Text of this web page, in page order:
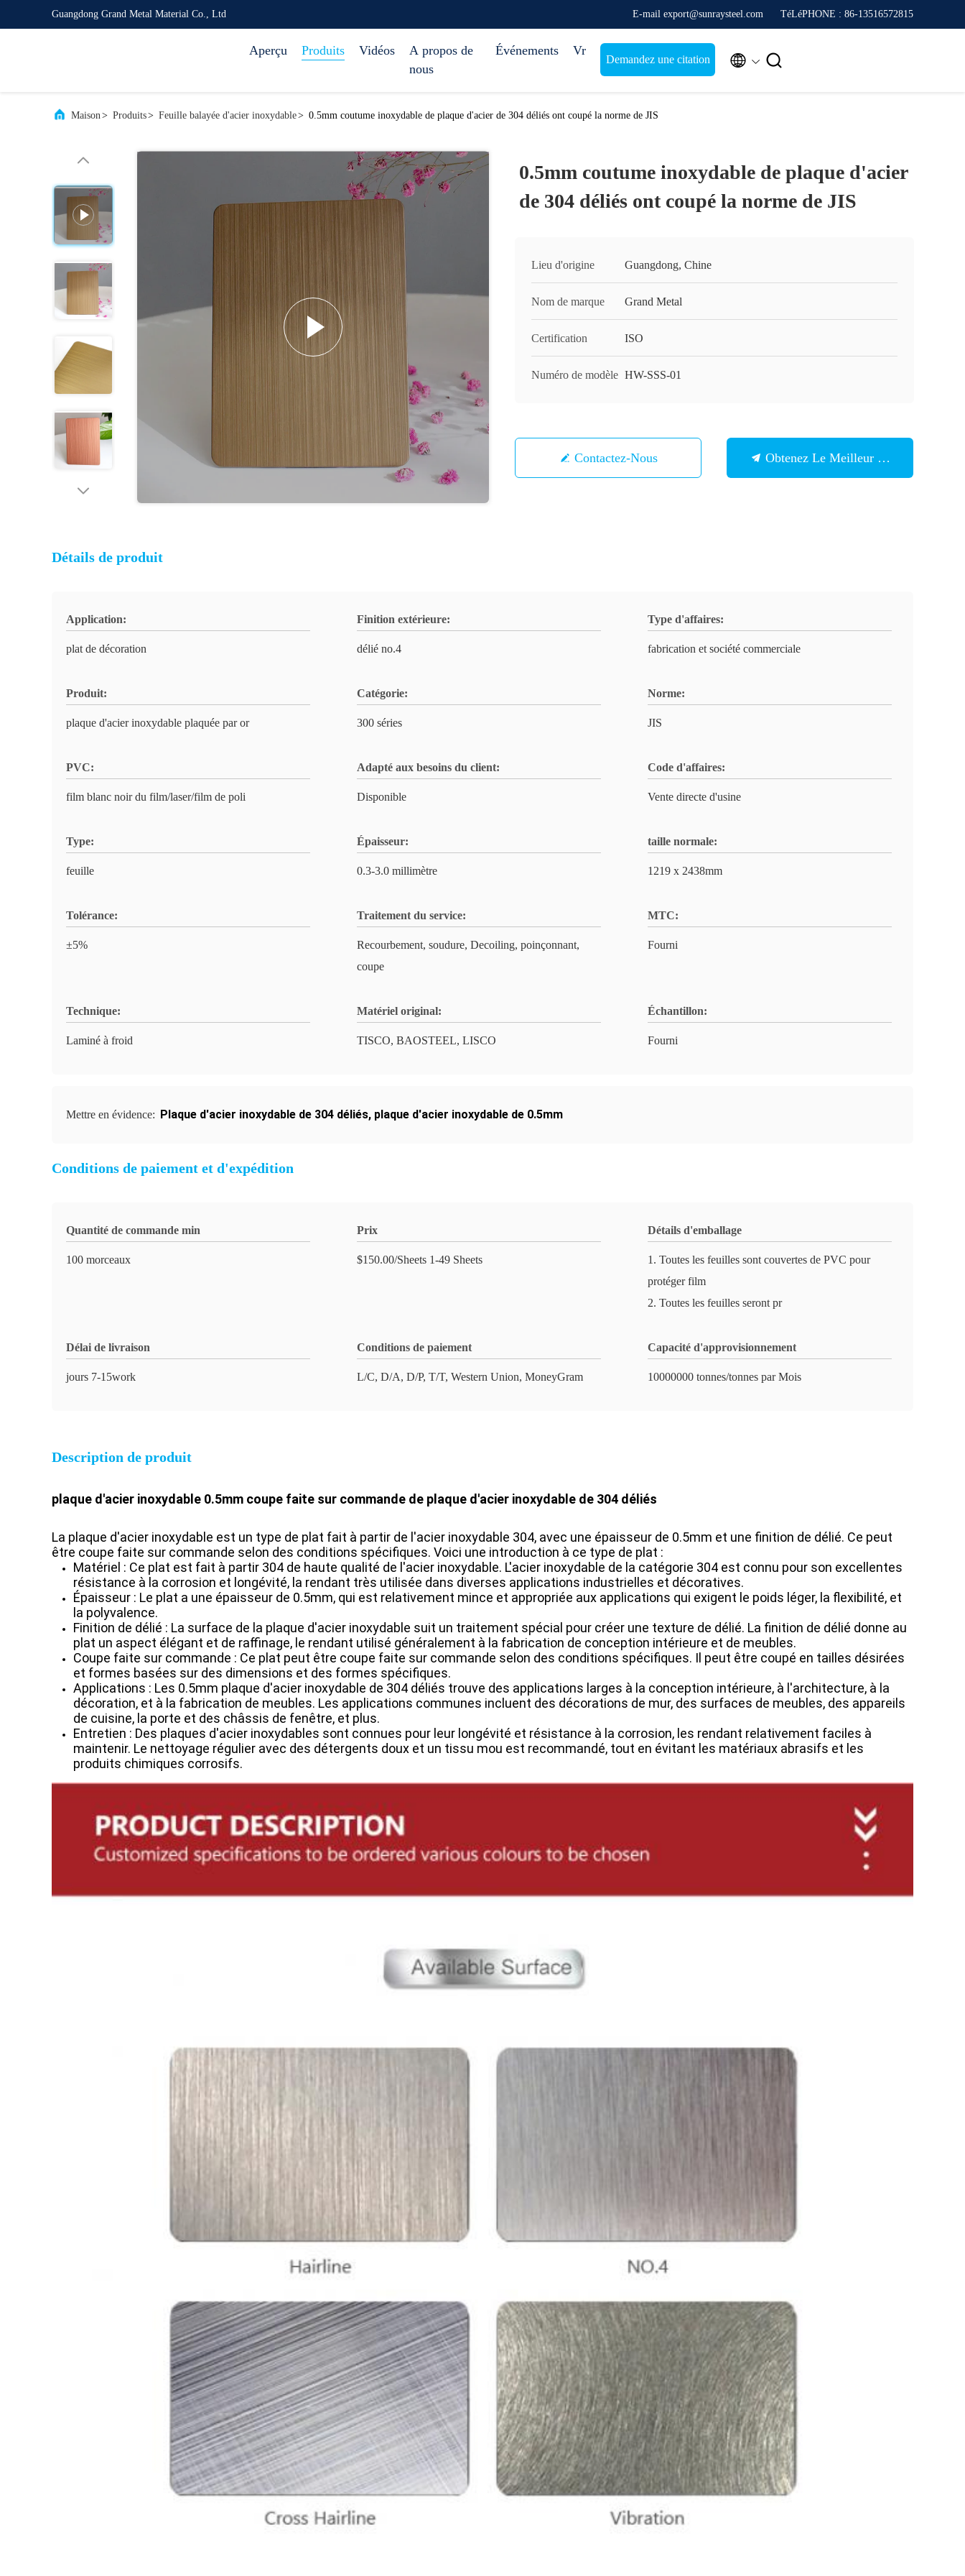
Guangdong Grand Metal Material Co., Ltd E-mail export@sunraysteel.com TéLéPHONE : 86-13516572815
Aperçu Produits Vidéos
A propos de
nous
Événements Vr
Demandez une citation  
Maison> Produits> Feuille balayée d'acier inoxydable> 0.5mm coutume inoxydable de plaque d'acier de 304 déliés ont coupé la norme de JIS
0.5mm coutume inoxydable de plaque d'acier
de 304 déliés ont coupé la norme de JIS
Lieu d'origine Guangdong, Chine
Nom de marque Grand Metal
Certification ISO
Numéro de modèle HW-SSS-01
Contactez-Nous Obtenez Le Meilleur Prix
Détails de produit
Application:
plat de décoration
Finition extérieure:
délié no.4
Type d'affaires:
fabrication et société commerciale
Produit:
plaque d'acier inoxydable plaquée par or
Catégorie:
300 séries
Norme:
JIS
PVC:
film blanc noir du film/laser/film de poli
Adapté aux besoins du client:
Disponible
Code d'affaires:
Vente directe d'usine
Type:
feuille
Épaisseur:
0.3-3.0 millimètre
taille normale:
1219 x 2438mm
Tolérance:
±5%
Traitement du service:
Recourbement, soudure, Decoiling, poinçonnant,
coupe
MTC:
Fourni
Technique:
Laminé à froid
Matériel original:
TISCO, BAOSTEEL, LISCO
Échantillon:
Fourni
Mettre en évidence: Plaque d'acier inoxydable de 304 déliés, plaque d'acier inoxydable de 0.5mm
Conditions de paiement et d'expédition
Quantité de commande min
100 morceaux
Prix
$150.00/Sheets 1-49 Sheets
Détails d'emballage
1. Toutes les feuilles sont couvertes de PVC pour
protéger film
2. Toutes les feuilles seront pr
Délai de livraison
jours 7-15work
Conditions de paiement
L/C, D/A, D/P, T/T, Western Union, MoneyGram
Capacité d'approvisionnement
10000000 tonnes/tonnes par Mois
Description de produit
plaque d'acier inoxydable 0.5mm coupe faite sur commande de plaque d'acier inoxydable de 304 déliés
La plaque d'acier inoxydable est un type de plat fait à partir de l'acier inoxydable 304, avec une épaisseur de 0.5mm et une finition de délié. Ce peut
être coupe faite sur commande selon des conditions spécifiques. Voici une introduction à ce type de plat :
Matériel : Ce plat est fait à partir 304 de haute qualité de l'acier inoxydable. L'acier inoxydable de la catégorie 304 est connu pour son excellentes
résistance à la corrosion et longévité, la rendant très utilisée dans diverses applications industrielles et décoratives.
Épaisseur : Le plat a une épaisseur de 0.5mm, qui est relativement mince et appropriée aux applications qui exigent le poids léger, la flexibilité, et
la polyvalence.
Finition de délié : La surface de la plaque d'acier inoxydable suit un traitement spécial pour créer une texture de délié. La finition de délié donne au
plat un aspect élégant et de raffinage, le rendant utilisé généralement à la fabrication de conception intérieure et de meubles.
Coupe faite sur commande : Ce plat peut être coupe faite sur commande selon des conditions spécifiques. Il peut être coupé en tailles désirées
et formes basées sur des dimensions et des formes spécifiques.
Applications : Les 0.5mm plaque d'acier inoxydable de 304 déliés trouve des applications larges à la conception intérieure, à l'architecture, à la
décoration, et à la fabrication de meubles. Les applications communes incluent des décorations de mur, des surfaces de meubles, des appareils
de cuisine, la porte et des châssis de fenêtre, et plus.
Entretien : Des plaques d'acier inoxydables sont connues pour leur longévité et résistance à la corrosion, les rendant relativement faciles à
maintenir. Le nettoyage régulier avec des détergents doux et un tissu mou est recommandé, tout en évitant les matériaux abrasifs et les
produits chimiques corrosifs.